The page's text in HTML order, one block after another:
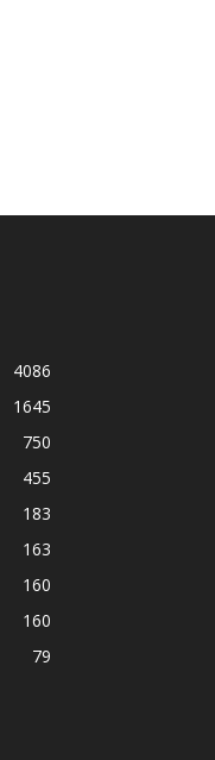
4086
1645
750
455
183
163
160
160
79